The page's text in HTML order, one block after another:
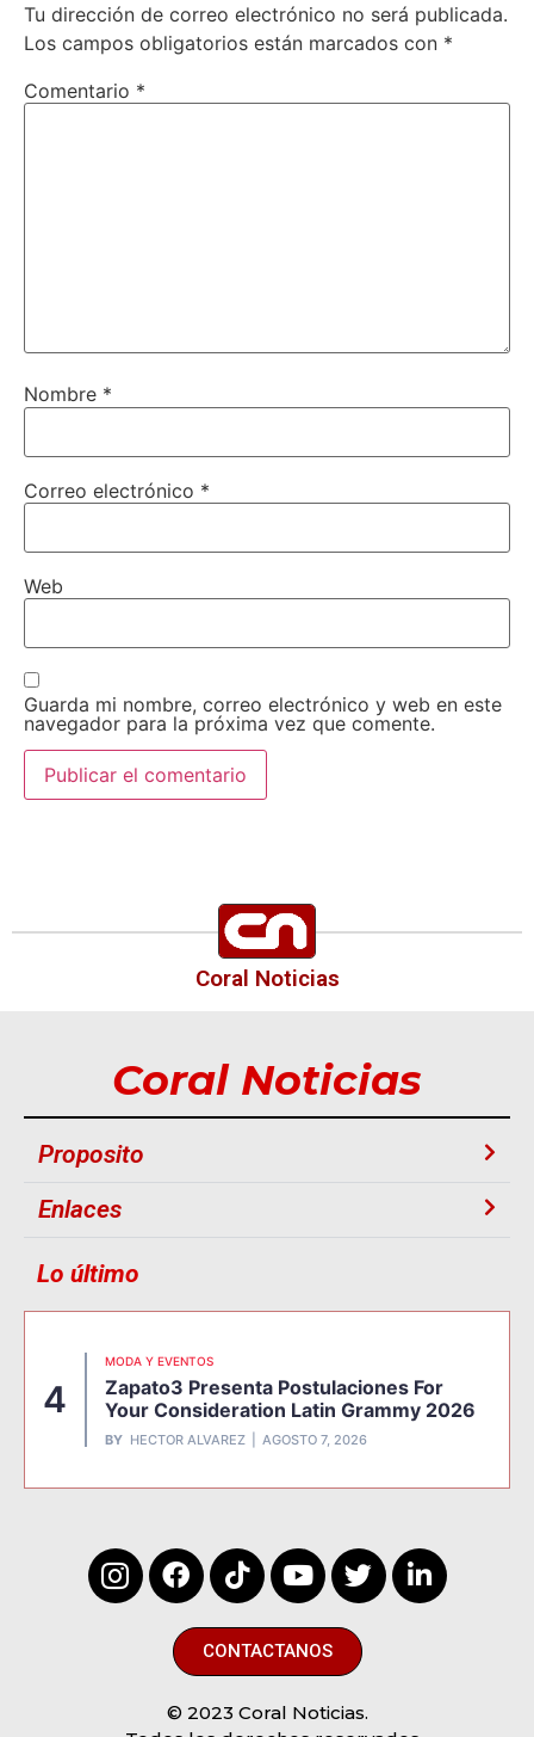
Tu dirección de correo electrónico no será publicada.
Los campos obligatorios están marcados con *
Comentario *
Nombre *
Correo electrónico *
Web
Guarda mi nombre, correo electrónico y web en este
navegador para la próxima vez que comente.
Coral Noticias
Coral Noticias
Proposito
Enlaces
Lo último
4
MODA Y EVENTOS
Zapato3 Presenta Postulaciones For
Your Consideration Latin Grammy 2026
BY HECTOR ALVAREZ AGOSTO 7, 2026
CONTACTANOS
© 2023 Coral Noticias.